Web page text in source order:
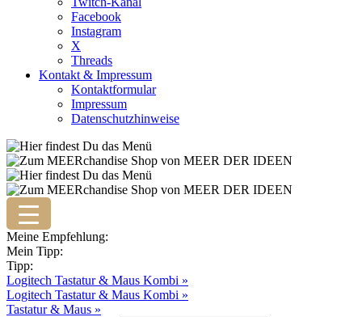
Facebook
Instagram
X
Threads
Kontakt & Impressum
Kontaktformular
Impressum
Datenschutzhinweise
Meine Empfehlung:
Mein Tipp:
Tipp:
Logitech Tastatur & Maus Kombi »
Logitech Tastatur & Maus Kombi »
Tastatur & Maus »